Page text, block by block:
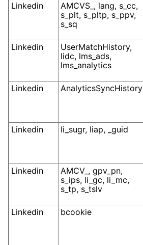
Linkedin
AMCVS_, lang, s_cc,
s_plt, s_pltp, s_ppv,
s_sq
Linkedin
UserMatchHistory,
lidc, lms_ads,
lms_analytics
Linkedin
AnalyticsSyncHistory
Linkedin
li_sugr, liap, _guid
Linkedin
AMCV_, gpv_pn,
s_ips, li_gc, li_mc,
s_tp, s_tslv
Linkedin
bcookie